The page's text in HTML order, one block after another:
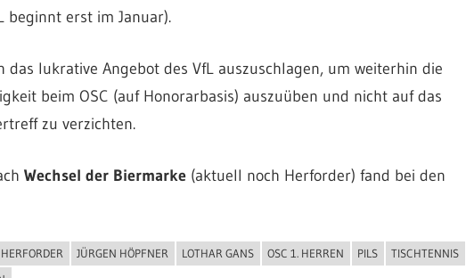
beginnt erst im Januar).
das lukrative Angebot des VfL auszuschlagen, um weiterhin die
beim OSC (auf Honorarbasis) auszuüben und nicht auf das
zu verzichten.
Wechsel der Biermarke(aktuell noch Herforder) fand bei den
JÜRGEN HÖPFNER LOTHAR GANS OSC 1. HERREN PILS
TISCHTENNIS